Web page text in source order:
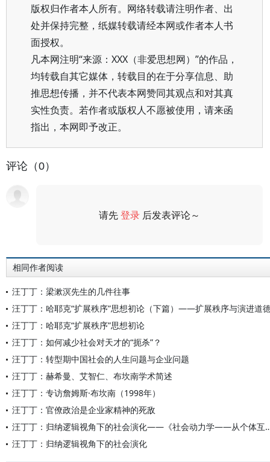
版权归作者本人所有。网络转载请注明作者、出
处并保持完整，纸媒转载请经本网或作者本人书
面授权。
凡本网注明“来源：XXX（非爱思想网）”的作品，
均转载自其它媒体，转载目的在于分享信息、助
推思想传播，并不代表本网赞同其观点和对其真
实性负责。若作者或版权人不愿被使用，请来函
指出，本网即予改正。
评论（0）
请先登录 后发表评论～
相同作者阅读
汪丁丁：梁漱溟先生的几件往事
汪丁丁：哈耶克“扩展秩序”思想初论（下篇）——扩展秩序与演进道
汪丁丁：哈耶克“扩展秩序”思想初论
汪丁丁：如何减少社会对天才的“扼杀”？
汪丁丁：转型期中国社会的人生问题与企业问题
汪丁丁：赫希曼、艾智仁、布坎南学术简述
汪丁丁：专访詹姆斯·布坎南（1998年）
汪丁丁：官僚政治是企业家精神的死敌
汪丁丁：归纳逻辑视角下的社会
汪丁丁：归纳逻辑视角下的社会演化